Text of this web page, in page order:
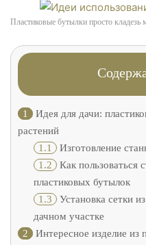
Пластиковые бутылки просто кладезь
1
Идея для дачи:
растений
1.1 Изготовление
1.2 Как пользоваться
пластиковых бутылок
1.3 Установка сетки
дачном участке
2
Интересное изделие из